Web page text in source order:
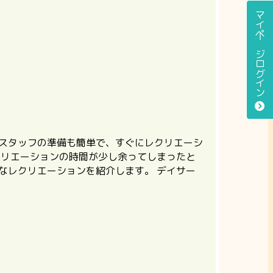
マイページログイン
タッフの準備も簡単で、すぐにレクリエーシ
エーションの時間が少し余ってしまったと
クリエーションを紹介します。 デイサー